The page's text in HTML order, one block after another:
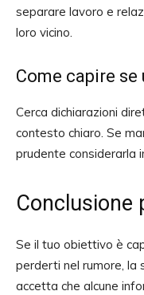
separare lavoro e
loro vicino.
Come capire
Cerca dichiarazioni
contesto chiaro. Se
prudente considerarla
Conclusione
Se il tuo obiettivo è
perderti nel rumore, la
accetta che alcune